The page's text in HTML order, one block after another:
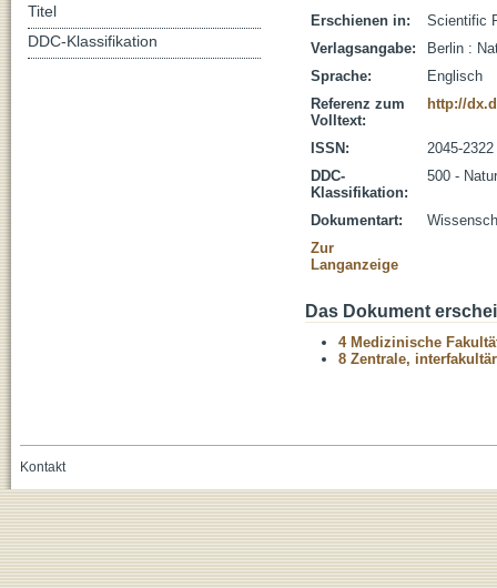
Erschienen in:
Scientific
Verlagsangabe:
Berlin :
Sprache:
Englisch
Referenz zum
Volltext:
http://
ISSN:
2045-2322
DDC-
Klassifikation:
500 -
Dokumentart:
Zur
Langanzeige
Das Dokument
4 Medizinische
8 Zentrale,
Titel
DDC-Klassifikation
Kontakt